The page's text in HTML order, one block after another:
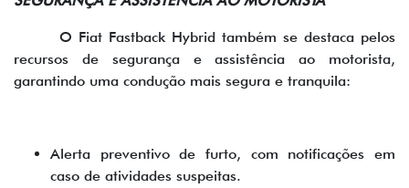
O Fiat Fastback Hybrid também se destaca pelos
recursos de segurança e assistência ao motorista,
garantindo uma condução mais segura e tranquila:
Alerta preventivo de furto, com notificações em
caso de atividades suspeitas.